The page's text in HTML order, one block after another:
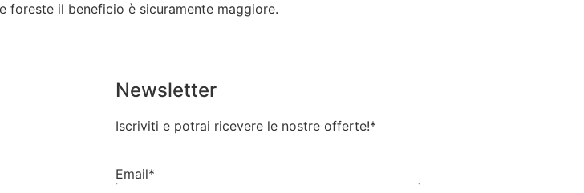
foreste il beneficio è sicuramente maggiore.
Newsletter
Iscriviti e potrai ricevere le nostre offerte!*
Email*